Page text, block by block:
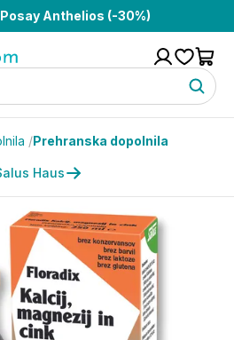
Anthelios (-30%)
/Prehranska dopolnila
Haus